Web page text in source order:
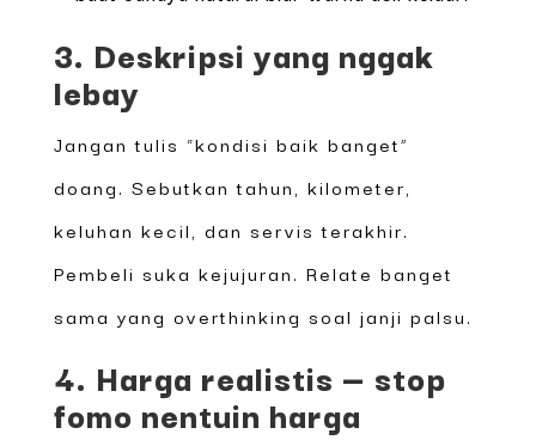
3. Deskripsi yang nggak
lebay
Jangan tulis “kondisi baik banget”
doang. Sebutkan tahun, kilometer,
keluhan kecil, dan servis terakhir.
Pembeli suka kejujuran. Relate banget
sama yang overthinking soal janji palsu.
4. Harga realistis — stop
fomo nentuin harga